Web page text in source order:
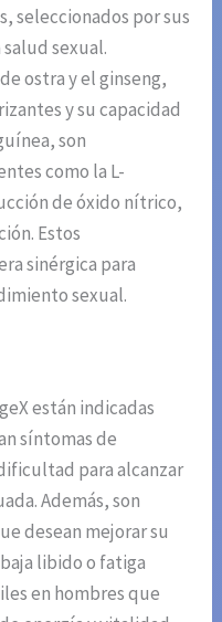
seleccionados por sus
sexual.
ostra y el ginseng,
y su capacidad
son
como la L-
de óxido nítrico,
Estos
sinérgica para
sexual.
están indicadas
síntomas de
para alcanzar
Además, son
desean mejorar su
libido o fatiga
en hombres que